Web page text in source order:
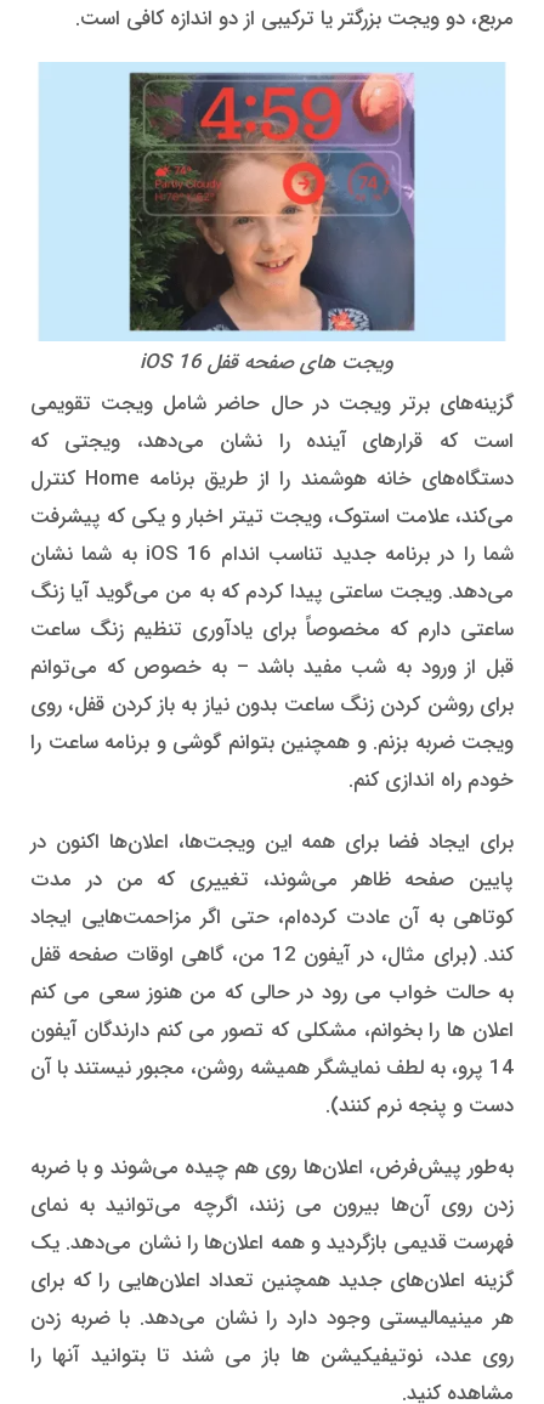
مربع، دو ویجت بزرگتر یا ترکیبی از دو اندازه کافی است.
ویجت های صفحه قفل iOS 16
گزینه‌های برتر ویجت در حال حاضر شامل ویجت تقویمی
است که قرارهای آینده را نشان می‌دهد، ویجتی که
دستگاه‌های خانه هوشمند را از طریق برنامه Home کنترل
می‌کند، علامت استوک، ویجت تیتر اخبار و یکی که پیشرفت
شما را در برنامه جدید تناسب اندام iOS 16 به شما نشان
می‌دهد. ویجت ساعتی پیدا کردم که به من می‌گوید آیا زنگ
ساعتی دارم که مخصوصاً برای یادآوری تنظیم زنگ ساعت
قبل از ورود به شب مفید باشد – به خصوص که می‌توانم
برای روشن کردن زنگ ساعت بدون نیاز به باز کردن قفل، روی
ویجت ضربه بزنم. و همچنین بتوانم گوشی و برنامه ساعت را
خودم راه اندازی کنم.
برای ایجاد فضا برای همه این ویجت‌ها، اعلان‌ها اکنون در
پایین صفحه ظاهر می‌شوند، تغییری که من در مدت
کوتاهی به آن عادت کرده‌ام، حتی اگر مزاحمت‌هایی ایجاد
کند. (برای مثال، در آیفون 12 من، گاهی اوقات صفحه قفل
به حالت خواب می رود در حالی که من هنوز سعی می کنم
اعلان ها را بخوانم، مشکلی که تصور می کنم دارندگان آیفون
14 پرو، به لطف نمایشگر همیشه روشن، مجبور نیستند با آن
دست و پنجه نرم کنند).
به‌طور پیش‌فرض، اعلان‌ها روی هم چیده می‌شوند و با ضربه
زدن روی آن‌ها بیرون می زنند، اگرچه می‌توانید به نمای
فهرست قدیمی بازگردید و همه اعلان‌ها را نشان می‌دهد. یک
گزینه اعلان‌های جدید همچنین تعداد اعلان‌هایی را که برای
هر مینیمالیستی وجود دارد را نشان می‌دهد. با ضربه زدن
روی عدد، نوتیفیکیشن ها باز می شند تا بتوانید آنها را
مشاهده کنید.